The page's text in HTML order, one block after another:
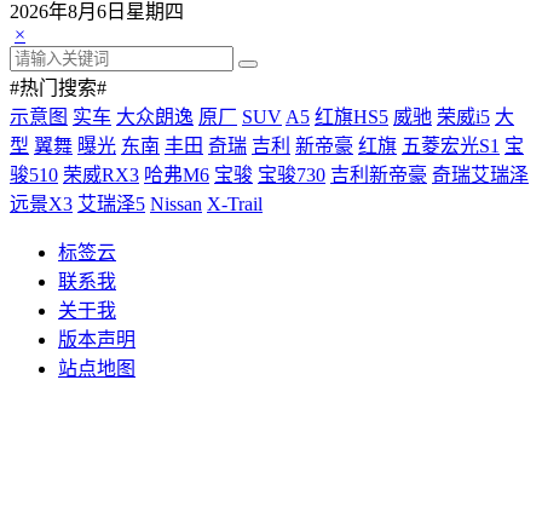
2026年8月6日星期四
×
#热门搜索#
示意图 实车 大众朗逸 原厂 SUVA5 红旗HS5 威驰 荣威i5 大
型 翼舞 曝光 东南 丰田 奇瑞 吉利 新帝豪 红旗 五菱宏光S1 宝
骏510 荣威RX3 哈弗M6 宝骏 宝骏730 吉利新帝豪 奇瑞艾瑞泽
远景X3 艾瑞泽5 Nissan X-Trail
标签云
联系我
关于我
版本声明
站点地图